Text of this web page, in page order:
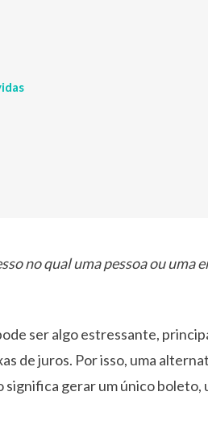
no qual uma pessoa ou uma
ser algo estressante,
de juros. Por isso, uma
gerar um único boleto,